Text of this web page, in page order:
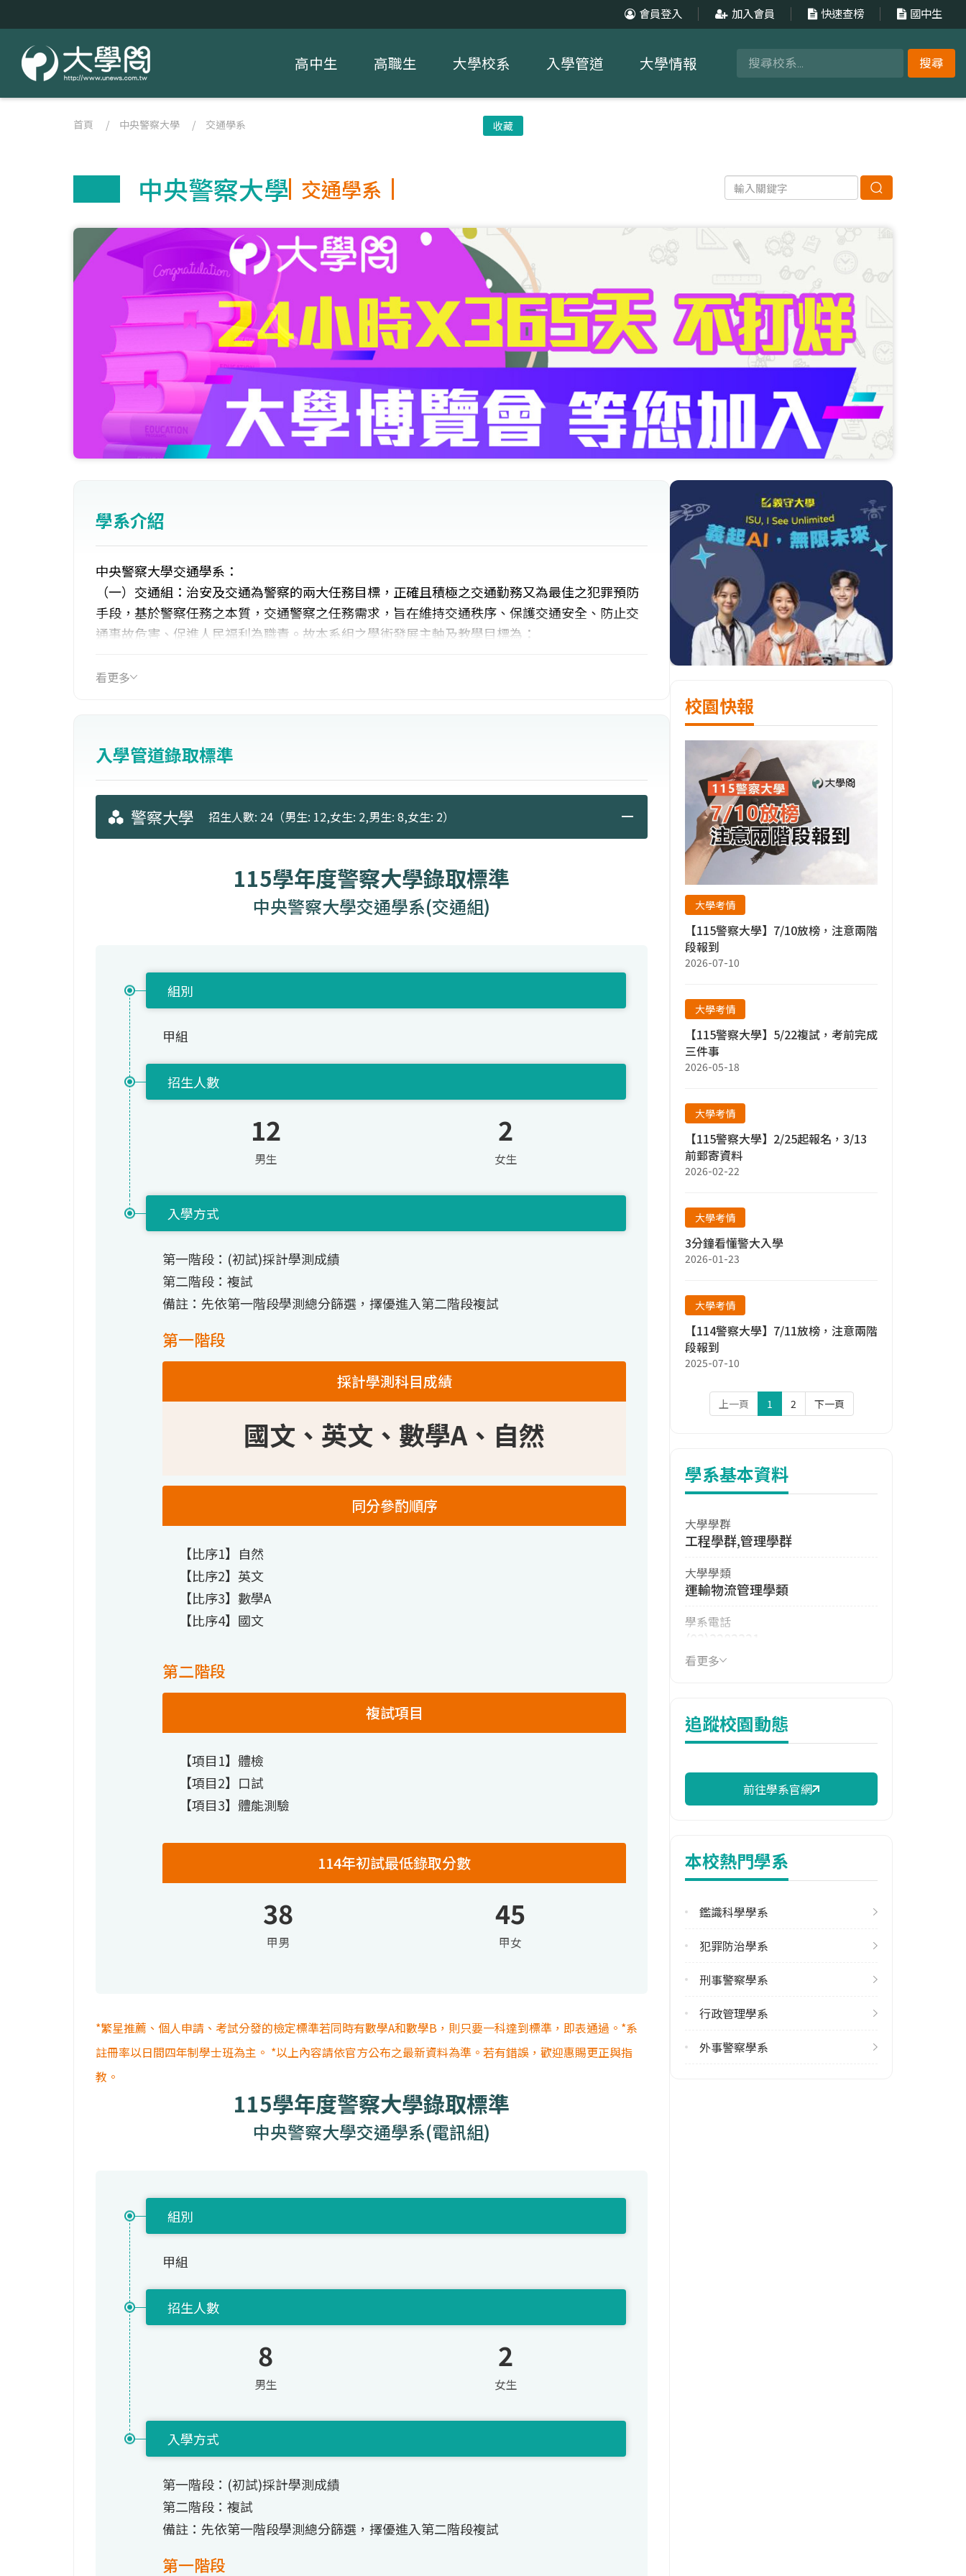
會員登入 加入會員 快速查榜 國中生
搜尋
高中生 高職生 大學校系 入學管道 大學情報
首頁 / 中央警察大學 / 交通學系 收藏
中央警察大學 交通學系
學系介紹
中央警察大學交通學系：
（一）交通組：治安及交通為警察的兩大任務目標，正確且積極之交通勤務又為最佳之犯罪預防
手段，基於警察任務之本質，交通警察之任務需求，旨在維持交通秩序、保護交通安全、防止交
通事故危害、促進人民福利為職責。故本系組之學術發展主軸及教學目標為：
2.交通管理與控制之研究：配合之交通管理基礎學術課程，培養學生基礎交通學術能力及研究方
程或通訊工程學系，除了電子與通訊等基礎學科外，亦需學習電信執法工作及電信犯罪之偵查，
為電信執法單位提供專業的執法人才。本系組之學術發展主軸及教學目標為：
1.配合警政機關之需求培養專業的電信人才
2.研究與推廣電信執法技巧與偵查
看更多
入學管道錄取標準
警察大學 招生人數: 24（男生: 12,女生: 2,男生: 8,女生: 2）
115學年度警察大學錄取標準
中央警察大學交通學系(交通組)
組別
甲組
招生人數
12
男生
2
女生
入學方式
第一階段：(初試)採計學測成績
第二階段：複試
備註：先依第一階段學測總分篩選，擇優進入第二階段複試
第一階段
採計學測科目成績
國文、英文、數學A、自然
同分參酌順序
【比序1】自然
【比序2】英文
【比序3】數學A
【比序4】國文
第二階段
複試項目
【項目1】體檢
【項目2】口試
【項目3】體能測驗
114年初試最低錄取分數
38
甲男
45
甲女
*繁星推薦、個人申請、考試分發的檢定標準若同時有數學A和數學B，則只要一科達到標準，即表通過。*系
註冊率以日間四年制學士班為主。 *以上內容請依官方公布之最新資料為準。若有錯誤，歡迎惠賜更正與指
教。
115學年度警察大學錄取標準
中央警察大學交通學系(電訊組)
組別
甲組
招生人數
8
男生
2
女生
入學方式
第一階段：(初試)採計學測成績
第二階段：複試
備註：先依第一階段學測總分篩選，擇優進入第二階段複試
第一階段
校園快報
大學考情
【115警察大學】7/10放榜，注意兩階
段報到
2026-07-10
大學考情
【115警察大學】5/22複試，考前完成
三件事
2026-05-18
大學考情
【115警察大學】2/25起報名，3/13
前郵寄資料
2026-02-22
大學考情
3分鐘看懂警大入學
2026-01-23
大學考情
【114警察大學】7/11放榜，注意兩階
段報到
2025-07-10
上一頁 1 2 下一頁
學系基本資料
大學學群
工程學群,管理學群
大學學類
運輸物流管理學類
學系電話
(03)3282321
學系地址
看更多
追蹤校園動態
前往學系官網
本校熱門學系
鑑識科學學系
犯罪防治學系
刑事警察學系
行政管理學系
外事警察學系